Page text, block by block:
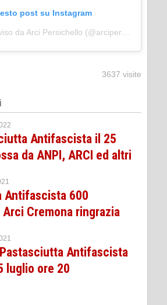
post su Instagram
Un post condiviso da Arci Persichello (@arcipersichello)
3637 visite
Antifascista il 25
da ANPI, ARCI ed altri
Antifascista 600
Cremona ringrazia
Antifascista
luglio ore 20